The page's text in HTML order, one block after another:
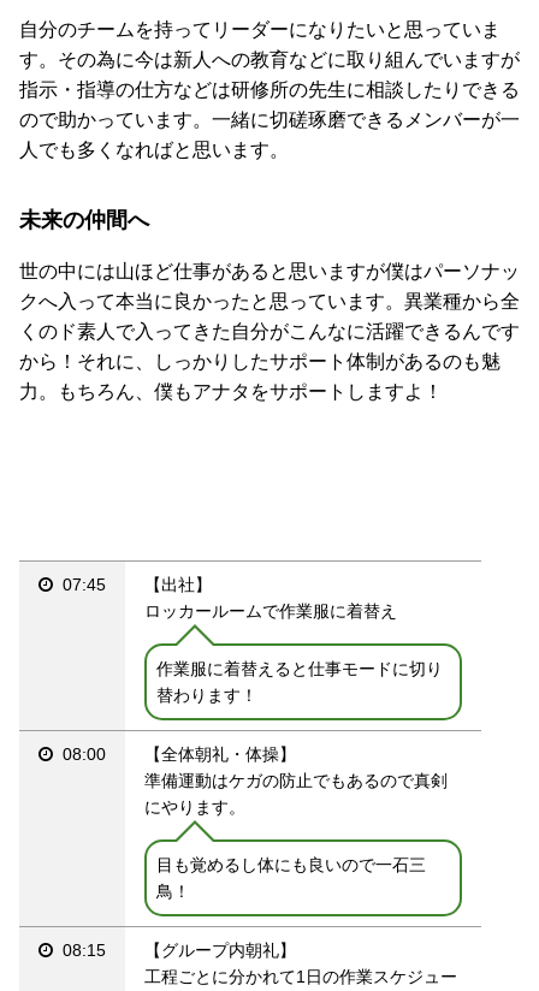
自分のチームを持ってリーダーになりたいと思っていま
す。その為に今は新人への教育などに取り組んでいますが
指示・指導の仕方などは研修所の先生に相談したりできる
ので助かっています。一緒に切磋琢磨できるメンバーが一
人でも多くなればと思います。
未来の仲間へ
世の中には山ほど仕事があると思いますが僕はパーソナッ
クへ入って本当に良かったと思っています。異業種から全
くのド素人で入ってきた自分がこんなに活躍できるんです
から！それに、しっかりしたサポート体制があるのも魅
力。もちろん、僕もアナタをサポートしますよ！
07:45
【出社】
ロッカールームで作業服に着替え
作業服に着替えると仕事モードに切り
替わります！
08:00
【全体朝礼・体操】
準備運動はケガの防止でもあるので真剣
にやります。
目も覚めるし体にも良いので一石三
鳥！
08:15
【グループ内朝礼】
工程ごとに分かれて1日の作業スケジュー